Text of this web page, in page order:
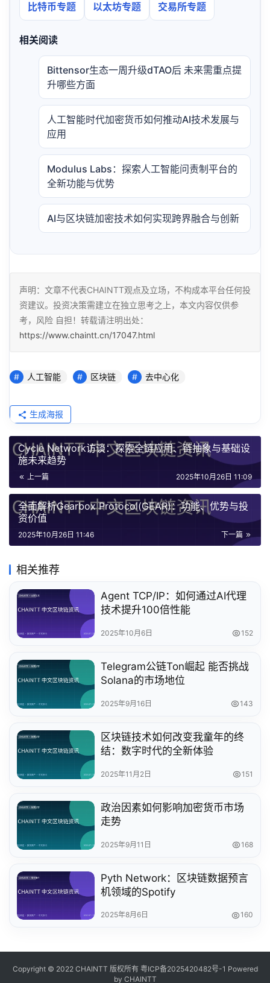
比特币专题 以太坊专题 交易所专题
相关阅读
Bittensor生态一周升级dTAO后 未来需重点提
升哪些方面
人工智能时代加密货币如何推动AI技术发展与
应用
Modulus Labs：探索人工智能问责制平台的
全新功能与优势
AI与区块链加密技术如何实现跨界融合与创新
声明：文章不代表CHAINTT观点及立场，不构成本平台任何投
资建议。投资决策需建立在独立思考之上，本文内容仅供参
考，风险 自担！转载请注明出处：
https://www.chaintt.cn/17047.html
人工智能 区块链 去中心化
生成海报
Cycle Network访谈：探索全链应用、链抽象与基础设
施未来趋势
上一篇 2025年10月26日 11:09
全面解析Gearbox Protocol(GEAR)：功能、优势与投
资价值
下一篇
2025年10月26日 11:46
相关推荐
Agent TCP/IP：如何通过AI代理
技术提升100倍性能
2025年10月6日 152
Telegram公链Ton崛起 能否挑战
Solana的市场地位
2025年9月16日 143
区块链技术如何改变我童年的终
结：数字时代的全新体验
2025年11月2日 151
政治因素如何影响加密货币市场
走势
2025年9月11日 168
Pyth Network：区块链数据预言
机领域的Spotify
2025年8月6日 160
Copyright © 2022 CHAINTT 版权所有 粤ICP备2025420482号-1 Powered
by CHAINTT